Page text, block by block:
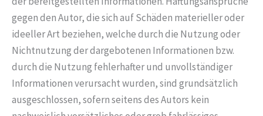
gegen den Autor, die sich auf Schäden materieller oder
ideeller Art beziehen, welche durch die Nutzung oder
Nichtnutzung der dargebotenen Informationen bzw.
durch die Nutzung fehlerhafter und unvollständiger
Informationen verursacht wurden, sind grundsätzlich
ausgeschlossen, sofern seitens des Autors kein